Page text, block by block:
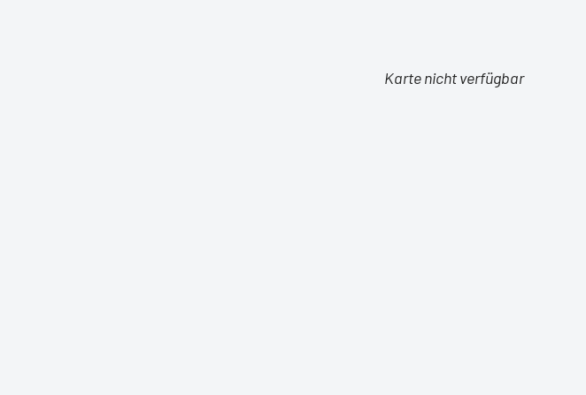
Karte nicht verfügbar